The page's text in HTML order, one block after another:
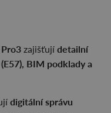
zajišťujídetailní
BIM podklady a
digitální správu